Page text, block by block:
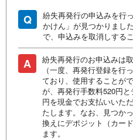
Q
紛失再発行の申込みを行
かけん」が見つかりまし
で、申込みを取消しする
A
紛失再発行のお申込みは
（一度、再発行登録を行
ており、使用することが
が、再発行手数料520円
円を現金でお支払いいた
たします。なお、見つか
換えにデポジット（カー
ます。